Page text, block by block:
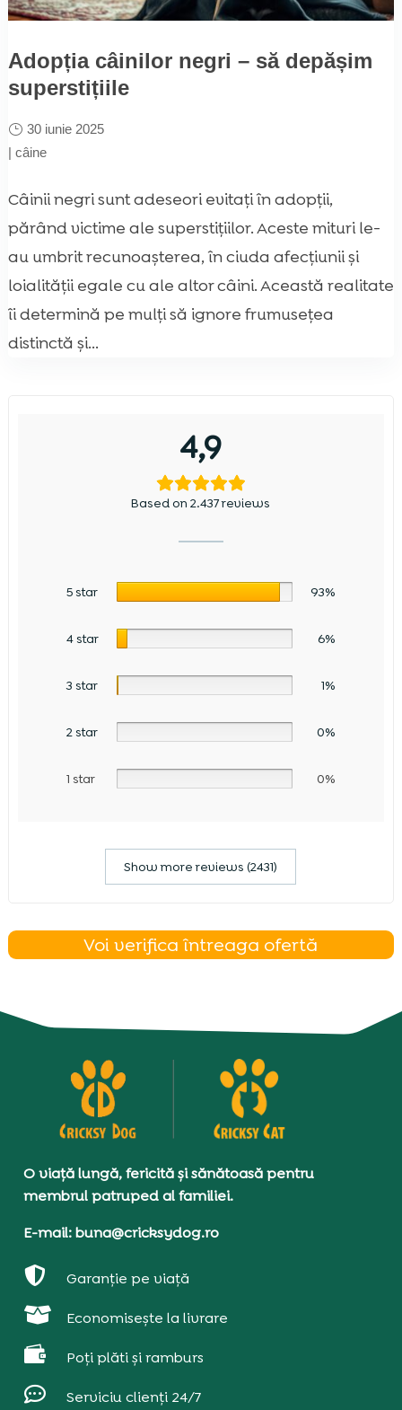
Adopția câinilor negri – să depășim
superstițiile
30 iunie 2025
| câine
Câinii negri sunt adeseori evitați în adopții,
părând victime ale superstițiilor. Aceste mituri le-
au umbrit recunoașterea, în ciuda afecțiunii și
loialității egale cu ale altor câini. Această realitate
îi determină pe mulți să ignore frumusețea
distinctă și...
4,9
Based on 2.437 reviews
5 star 93%
4 star 6%
3 star 1%
2 star 0%
1 star 0%
Show more reviews (2431)
Voi verifica întreaga ofertă
O viață lungă, fericită și sănătoasă pentru
membrul patruped al familiei.
E-mail: buna@cricksydog.ro
 Garanție pe viață
 Economisește la livrare
 Poți plăti și ramburs
 Serviciu clienți 24/7